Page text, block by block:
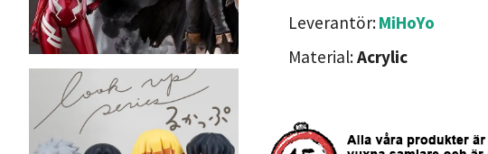
Leverantör:MiHoYo
Material:Acrylic